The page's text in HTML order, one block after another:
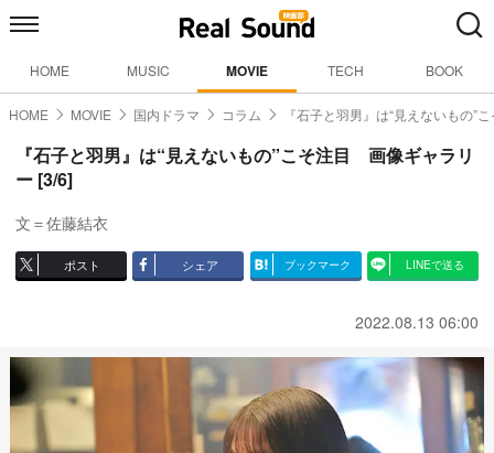
HOME MUSIC MOVIE TECH BOOK
HOME MOVIE 国内ドラマ コラム 『石子と羽男』は“見えないもの”
『石子と羽男』は“見えないもの”こそ注目 画像ギャラリ
ー [3/6]
文＝佐藤結衣
ポスト シェア ブックマーク LINEで送る
2022.08.13 06:00